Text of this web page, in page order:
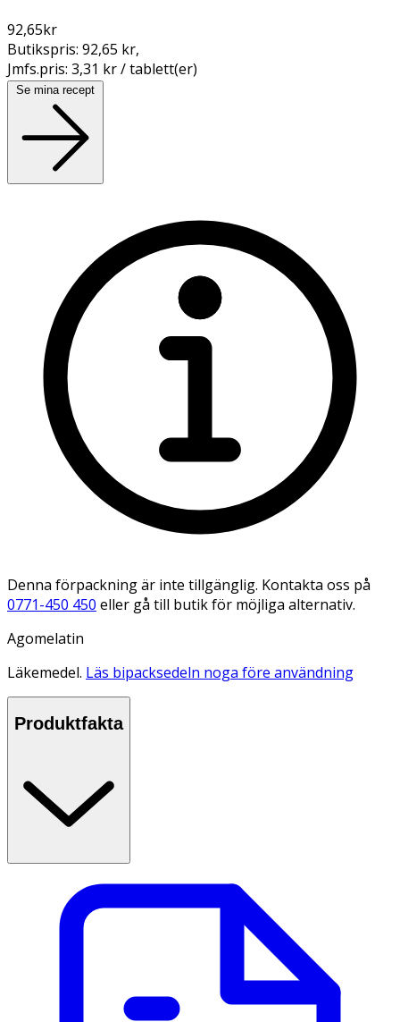
92,65kr
Butikspris: 92,65 kr,
Jmfs.pris: 3,31 kr / tablett(er)
Se mina recept
Denna förpackning är inte tillgänglig. Kontakta oss på
0771-450 450 eller gå till butik för möjliga alternativ.
Agomelatin
Läkemedel. Läs bipacksedeln noga före användning
Produktfakta